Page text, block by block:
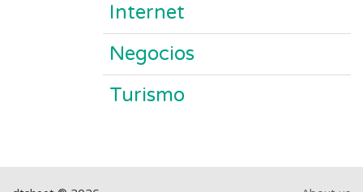
Internet
Negocios
Turismo